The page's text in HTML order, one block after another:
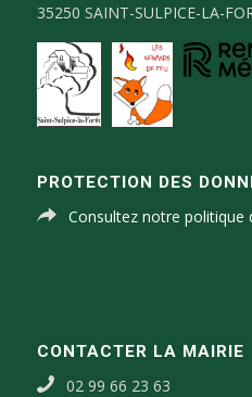
35250 SAINT-SULPICE-LA-
PROTECTION DES
Consultez notre politique
CONTACTER LA MAIRIE
02 99 66 23 63